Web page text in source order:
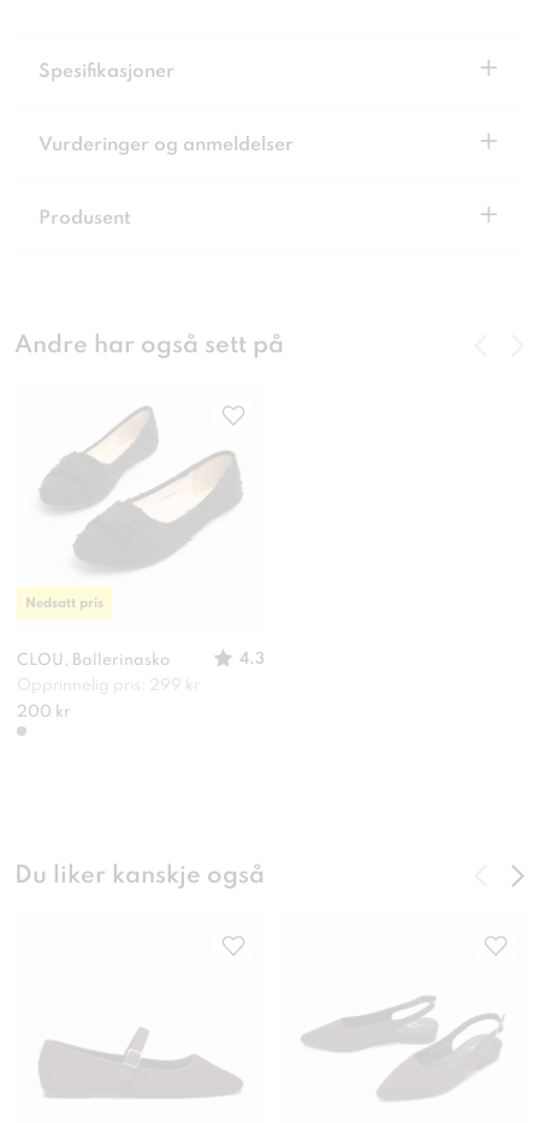
Spesifikasjoner +
Vurderinger og anmeldelser +
Produsent +
Andre har også sett på
CLOU, Ballerinasko
4.3
Opprinnelig pris: 299 kr
200 kr
Nedsatt pris
Du liker kanskje også